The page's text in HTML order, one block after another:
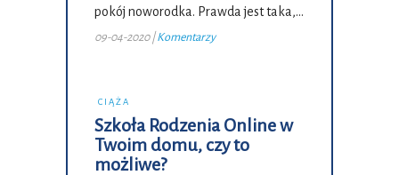
pokój noworodka. Prawda jest taka,…
09-04-2020 |Komentarzy
CIĄŻA
Szkoła Rodzenia Online w
Twoim domu, czy to
możliwe?